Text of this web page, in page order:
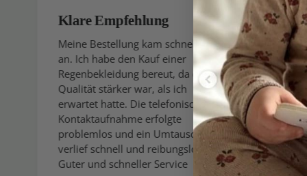
Klare Empfehlung
Meine Bestellung kam schnell
an. Ich habe den Kauf einer
Regenbekleidung bereut, da die
Qualität stärker war, als ich
erwartet hatte. Die telefonische
Kontaktaufnahme erfolgte
problemlos und ein Umtausch
verlief schnell und reibungslos.
Guter und schneller Service
Ich
Ich
wenn
Sie